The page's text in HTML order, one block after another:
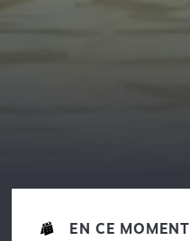
EN CE MOMENT